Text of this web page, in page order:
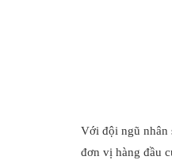
Với đội ngũ nhân
đơn vị hàng đầu